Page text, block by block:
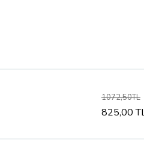
1072,50TL
825,00